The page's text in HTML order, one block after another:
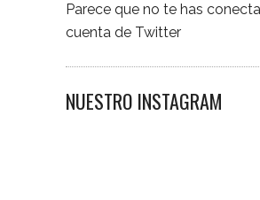
Parece que no te has
cuenta de Twitter
NUESTRO INSTAGRAM